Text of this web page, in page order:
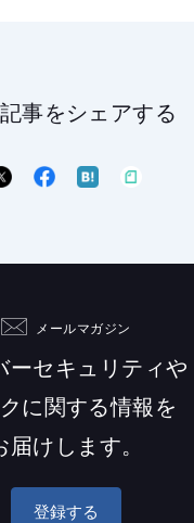
事をシェアする
メールマガジン
ーセキュリティや
に関する情報を
届けします。
登録する